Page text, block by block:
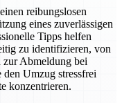
reibungslosen
eines zuverlässigen
Tipps helfen
zu identifizieren, von
zur Abmeldung bei
Umzug stressfrei
konzentrieren.